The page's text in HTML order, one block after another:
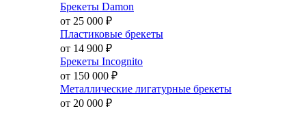
Брекеты Damon
от 25 000 ₽
Пластиковые брекеты
от 14 900 ₽
Брекеты Incognito
от 150 000 ₽
Металлические лигатурные брекеты
от 20 000 ₽